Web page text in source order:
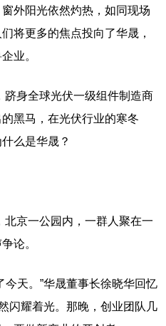
外阳光依然灼热，如同现场
将更多的焦点投向了华晟，
业。
身全球光伏一级组件制造商
黑马，在光伏行业的寒冬
么是华晟？
京一公园内，一群人聚在一
论。
天。”华晟董事长徐晓华回忆
闪耀着光。那晚，创业团队几